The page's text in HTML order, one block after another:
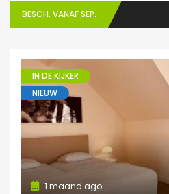
BESCH. VANAF SEP.
IN DE KIJKER
NIEUW
1 maand ago